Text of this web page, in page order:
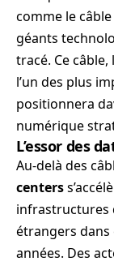
comme le câble
géants
tracé. Ce
l’un des plus
positionnera
numérique
L’essor des
Au-delà des
centers
infrastructures
étrangers dans
années. Des